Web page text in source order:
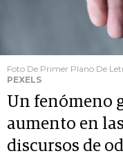
Foto De Primer Plano De
PEXELS
Un fenómeno
aumento en
discursos de